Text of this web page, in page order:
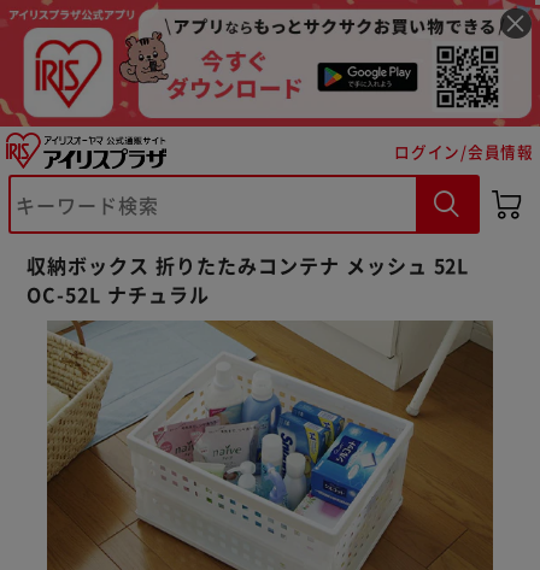
ログイン/会員情報
収納ボックス 折りたたみコンテナ メッシュ 52L
OC-52L ナチュラル
※ご確認ください
カートに入れる 購入手続きへ